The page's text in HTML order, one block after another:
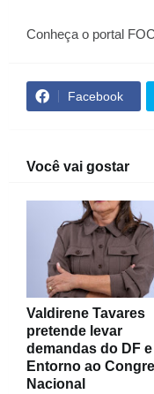
Conheça o portal
Facebook
Você vai gostar
Valdirene Tavares
pretende levar
demandas do DF
Entorno ao
Nacional